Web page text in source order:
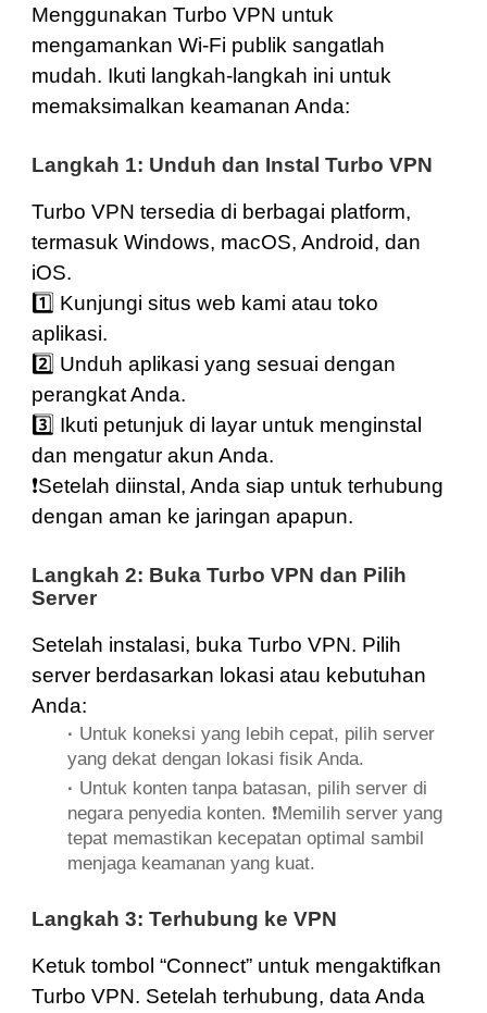
Menggunakan Turbo VPN untuk
mengamankan Wi-Fi publik sangatlah
mudah. Ikuti langkah-langkah ini untuk
memaksimalkan keamanan Anda:
Langkah 1: Unduh dan Instal Turbo VPN
Turbo VPN tersedia di berbagai platform,
termasuk Windows, macOS, Android, dan
iOS.
1️⃣ Kunjungi situs web kami atau toko
aplikasi.
2️⃣ Unduh aplikasi yang sesuai dengan
perangkat Anda.
3️⃣ Ikuti petunjuk di layar untuk menginstal
dan mengatur akun Anda.
❗️Setelah diinstal, Anda siap untuk terhubung
dengan aman ke jaringan apapun.
Langkah 2: Buka Turbo VPN dan Pilih
Server
Setelah instalasi, buka Turbo VPN. Pilih
server berdasarkan lokasi atau kebutuhan
Anda:
· Untuk koneksi yang lebih cepat, pilih server
yang dekat dengan lokasi fisik Anda.
· Untuk konten tanpa batasan, pilih server di
negara penyedia konten. ❗️Memilih server yang
tepat memastikan kecepatan optimal sambil
menjaga keamanan yang kuat.
Langkah 3: Terhubung ke VPN
Ketuk tombol “Connect” untuk mengaktifkan
Turbo VPN. Setelah terhubung, data Anda